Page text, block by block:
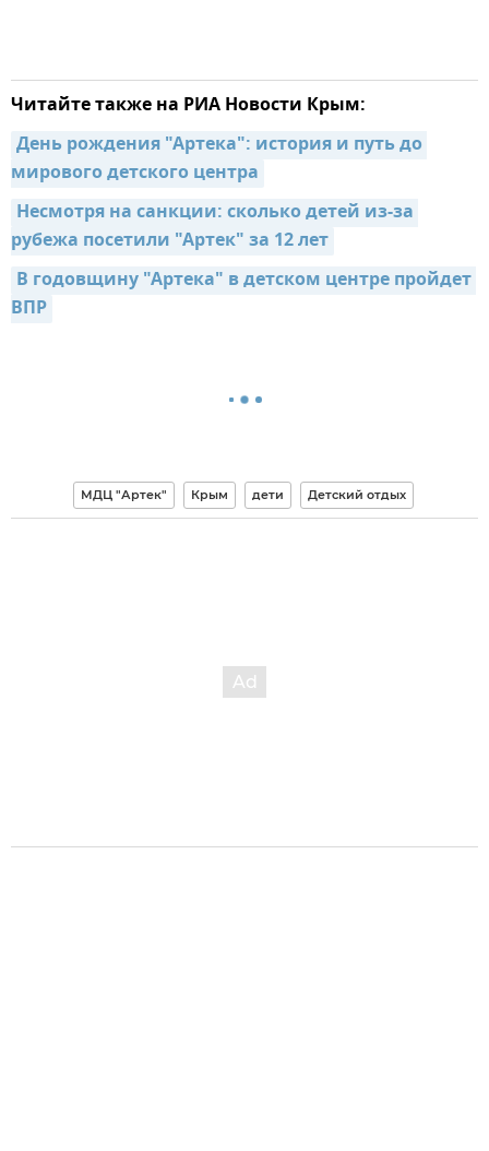
Читайте также на РИА Новости Крым:
День рождения "Артека": история и путь до
мирового детского центра
Несмотря на санкции: сколько детей из-за
рубежа посетили "Артек" за 12 лет
В годовщину "Артека" в детском центре пройдет
ВПР
МДЦ "Артек" Крым дети Детский отдых